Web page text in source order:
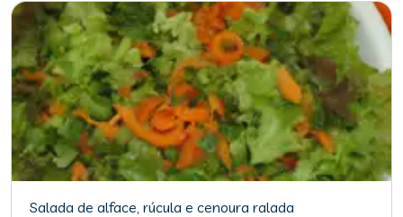
Salada de alface, rúcula e cenoura ralada